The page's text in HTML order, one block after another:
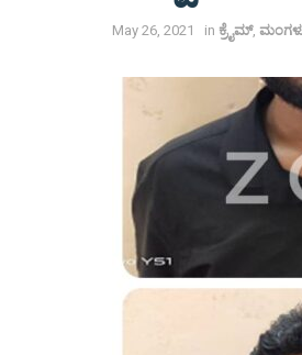
May 26, 2021 in ಕ್ರೈಮ್,